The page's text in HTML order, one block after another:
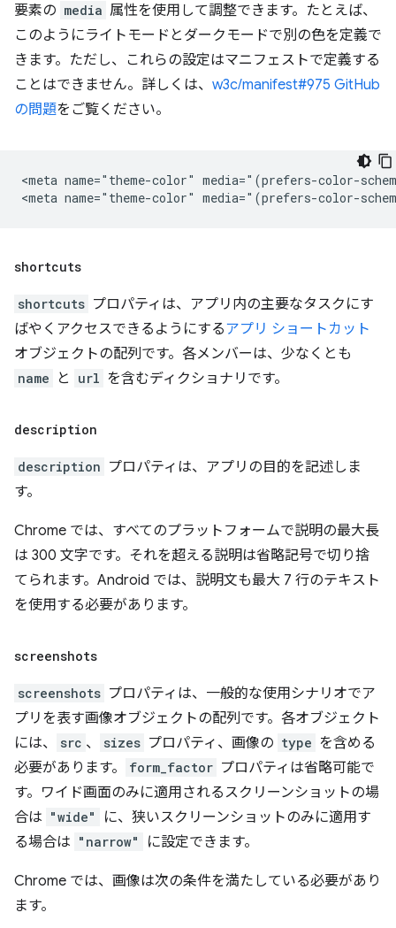
要素の media 属性を使用して調整できます。たとえば、
このようにライトモードとダークモードで別の色を定義で
きます。ただし、これらの設定はマニフェストで定義する
ことはできません。詳しくは、 w3c/manifest#975 GitHub
の問題をご覧ください。
<meta name="theme-color" media="(prefers-color-
shortcuts
shortcuts プロパティは、アプリ内の主要なタスクにす
ばやくアクセスできるようにするアプリ ショートカット
オブジェクトの配列です。各メンバーは、少なくとも
name と url を含むディクショナリです。
description
description プロパティは、アプリの目的を記述しま
す。
Chrome では、すべてのプラットフォームで説明の最大長
は 300 文字です。それを超える説明は省略記号で切り捨
てられます。Android では、説明文も最大 7 行のテキスト
を使用する必要があります。
screenshots
screenshots プロパティは、一般的な使用シナリオでア
プリを表す画像オブジェクトの配列です。各オブジェクト
には、
src 、 sizes プロパティ、画像の type を含める
必要があります。
form_factor プロパティは省略可能で
す。ワイド画面のみに適用されるスクリーンショットの場
合は "wide"
に、狭いスクリーンショットのみに適用す
る場合は "narrow" に設定できます。
Chrome では、画像は次の条件を満たしている必要があり
ます。